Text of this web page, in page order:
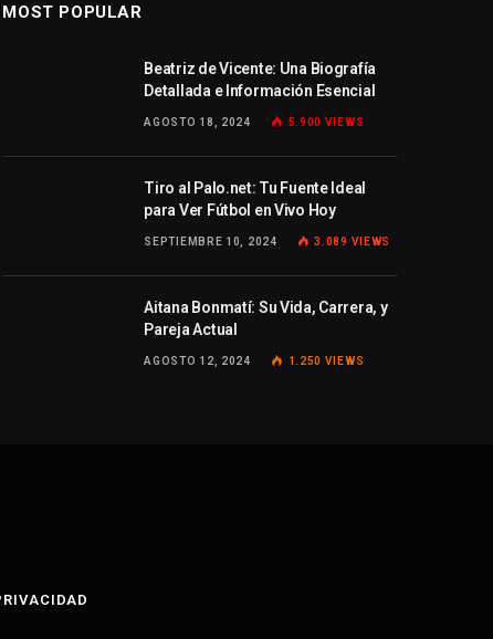
MOST POPULAR
Beatriz de Vicente: Una Biografía
Detallada e Información Esencial
AGOSTO 18, 2024 5.900 VIEWS
Tiro al Palo.net: Tu Fuente Ideal
para Ver Fútbol en Vivo Hoy
SEPTIEMBRE 10, 2024 3.089 VIEWS
Aitana Bonmatí: Su Vida, Carrera, y
Pareja Actual
AGOSTO 12, 2024 1.250 VIEWS